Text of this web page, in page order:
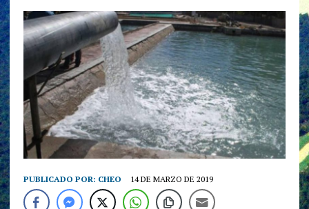
PUBLICADO POR: CHEO 14 DE MARZO DE 2019